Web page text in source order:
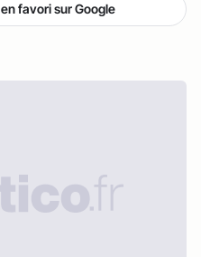
favori sur Google